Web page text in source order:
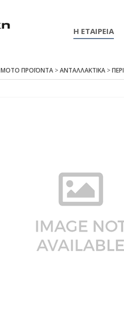
Η ΕΤΑΙΡΕΙΑ
ΜΟΤΟ ΠΡΟΪΟΝΤΑ>ΑΝΤΑΛΛΑΚΤΙΚΑ>